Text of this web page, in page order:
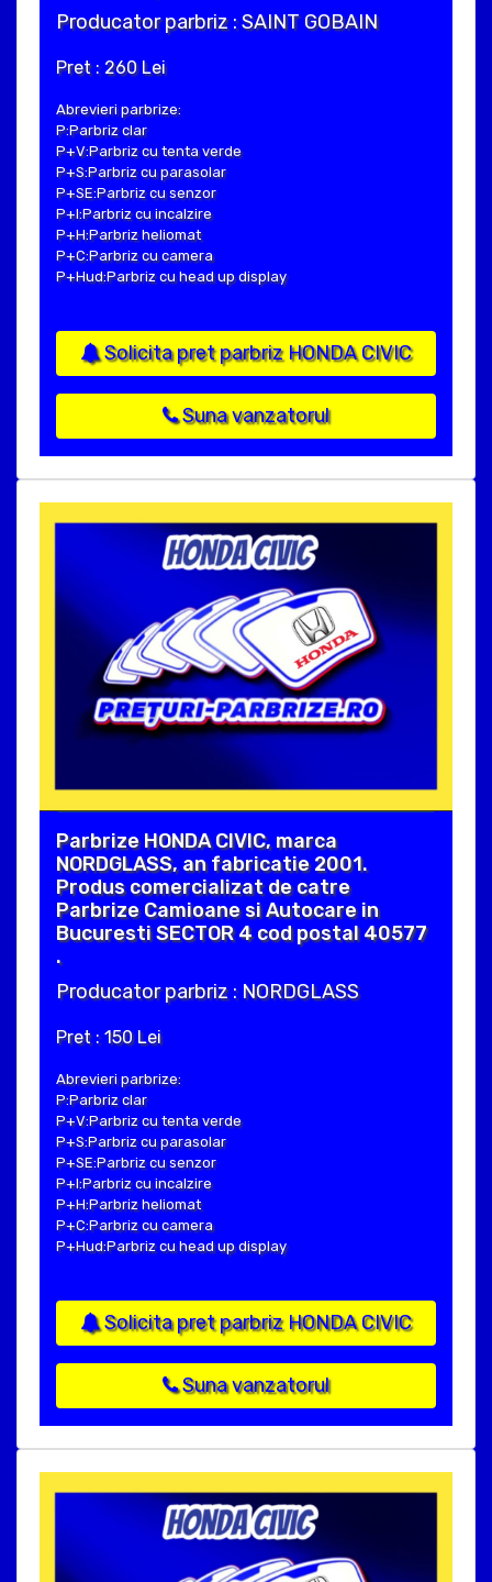
Producator parbriz : SAINT GOBAIN
Pret : 260 Lei
Abrevieri parbrize:
P:Parbriz clar
P+V:Parbriz cu tenta verde
P+S:Parbriz cu parasolar
P+SE:Parbriz cu senzor
P+I:Parbriz cu incalzire
P+H:Parbriz heliomat
P+C:Parbriz cu camera
P+Hud:Parbriz cu head up display
Solicita pret parbriz HONDA CIVIC
Suna vanzatorul
Parbrize HONDA CIVIC, marca
NORDGLASS, an fabricatie 2001.
Produs comercializat de catre
Parbrize Camioane si Autocare in
Bucuresti SECTOR 4 cod postal 40577
.
Producator parbriz : NORDGLASS
Pret : 150 Lei
Abrevieri parbrize:
P:Parbriz clar
P+V:Parbriz cu tenta verde
P+S:Parbriz cu parasolar
P+SE:Parbriz cu senzor
P+I:Parbriz cu incalzire
P+H:Parbriz heliomat
P+C:Parbriz cu camera
P+Hud:Parbriz cu head up display
Solicita pret parbriz HONDA CIVIC
Suna vanzatorul